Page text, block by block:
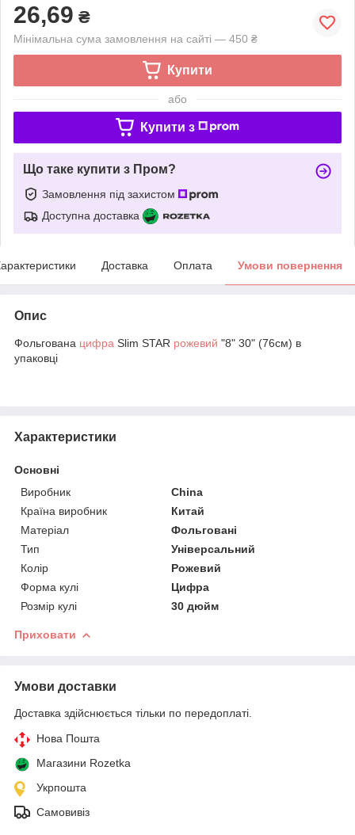
26,69 ₴
Мінімальна сума замовлення на сайті — 450 ₴
Купити
або
Купити з
Що таке купити з Пром?
Замовлення під захистом
Доступна доставка
Доставка Оплата Умови повернення
Опис
Фольгована цифра Slim STAR рожевий "8" 30" (76см) в
упаковці
Характеристики
Основні
Виробник
China
Країна виробник
Китай
Матеріал
Фольговані
Тип
Універсальний
Колір
Рожевий
Форма кулі
Цифра
Розмір кулі
30 дюйм
Приховати
Умови доставки
Доставка здійснюється тільки по передоплаті.
Нова Пошта
Магазини Rozetka
Укрпошта
Самовивіз